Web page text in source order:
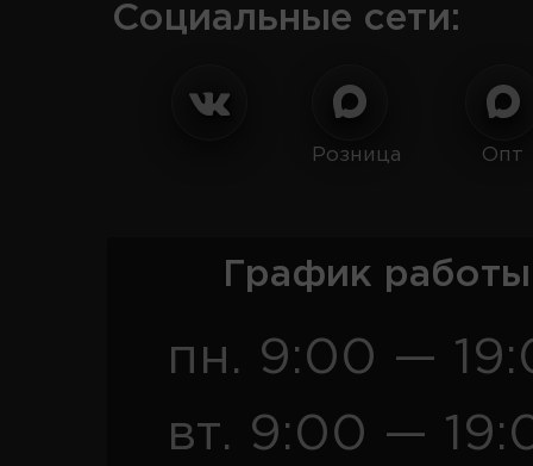
Социальные сети:
Розница Опт
График
пн. 9:00 —
вт. 9:00 —